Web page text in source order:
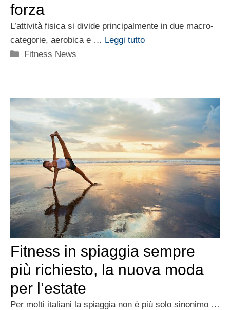
forza
L’attività fisica si divide principalmente in due macro-
categorie, aerobica e … Leggi tutto
Categorie
Fitness News
Fitness in spiaggia sempre
più richiesto, la nuova moda
per l’estate
Per molti italiani la spiaggia non è più solo sinonimo …